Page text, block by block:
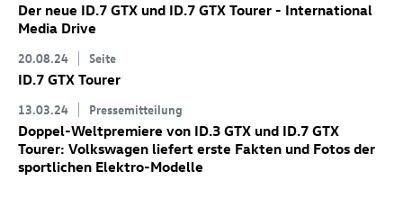
Der neue ID.7 GTX und ID.7 GTX Tourer - International
Media Drive
20.08.24 Seite
ID.7 GTX Tourer
13.03.24 Pressemitteilung
Doppel-Weltpremiere von ID.3 GTX und ID.7 GTX
Tourer: Volkswagen liefert erste Fakten und Fotos der
sportlichen Elektro-Modelle